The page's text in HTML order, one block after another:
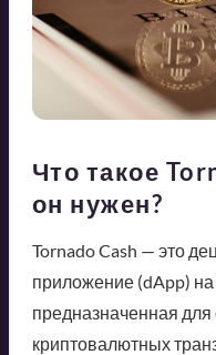
Что такое
он нужен?
Tornado Cash — это
приложение (dApp) на
предназначенная
криптовалютных